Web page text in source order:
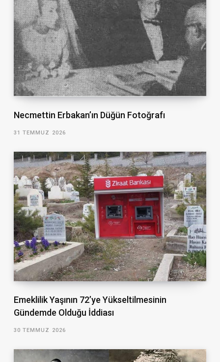
Necmettin Erbakan’ın Düğün Fotoğrafı
31 TEMMUZ 2026
Emeklilik Yaşının 72’ye Yükseltilmesinin
Gündemde Olduğu İddiası
30 TEMMUZ 2026